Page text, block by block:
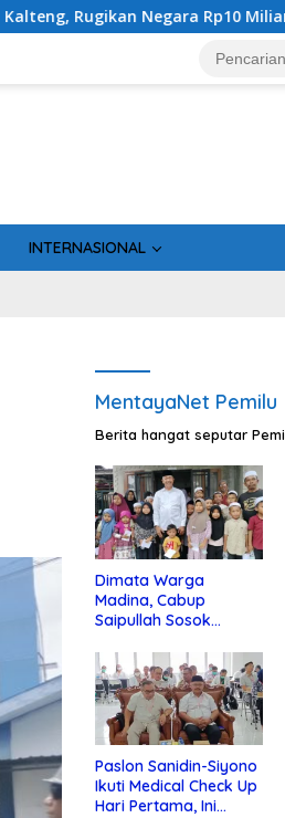
Miliar dari Dana Hibah Rp40
INTERNASIONAL
MentayaNet Pemilu
Berita hangat seputar
Dimata Warga
Madina, Cabup
Saipullah Sosok
Anak Yatim
Paslon Sanidin-Siyono
Ikuti Medical Check Up
Hari Pertama, Ini